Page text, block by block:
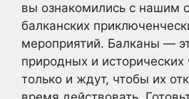
вы ознакомились с нашим
балканских
мероприятий. Балканы —
природных и исторических
только и ждут, чтобы их